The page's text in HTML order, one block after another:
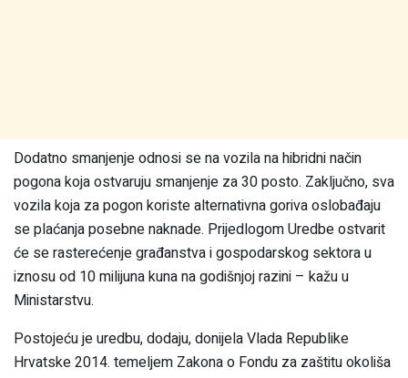
Dodatno smanjenje odnosi se na vozila na hibridni način
pogona koja ostvaruju smanjenje za 30 posto. Zaključno, sva
vozila koja za pogon koriste alternativna goriva oslobađaju
se plaćanja posebne naknade. Prijedlogom Uredbe ostvarit
će se rasterećenje građanstva i gospodarskog sektora u
iznosu od 10 milijuna kuna na godišnjoj razini – kažu u
Ministarstvu.
Postojeću je uredbu, dodaju, donijela Vlada Republike
Hrvatske 2014. temeljem Zakona o Fondu za zaštitu okoliša